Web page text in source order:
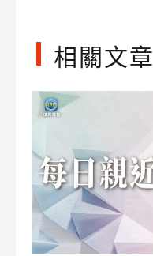
相關文章